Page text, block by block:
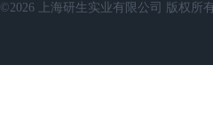
©2026 上海研生实业有限公司 版权所